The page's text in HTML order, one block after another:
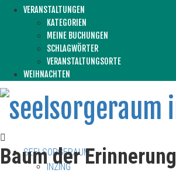
VERANSTALTUNGEN
KATEGORIEN
MEINE BUCHUNGEN
SCHLAGWÖRTER
VERANSTALTUNGSORTE
WEIHNACHTEN
SEELSORGERAUM
INZING
Baum der Erinnerung